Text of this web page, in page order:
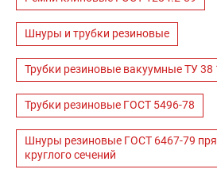
Шнуры и трубки резиновые
Трубки резиновые вакуумные ТУ 38
Трубки резиновые ГОСТ 5496-78
Шнуры резиновые ГОСТ 6467-79
круглого сечений